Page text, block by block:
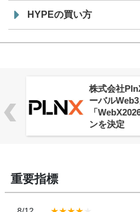
HYPEの買い方
株式会社
ーバル
「
ンを決定
重要指標